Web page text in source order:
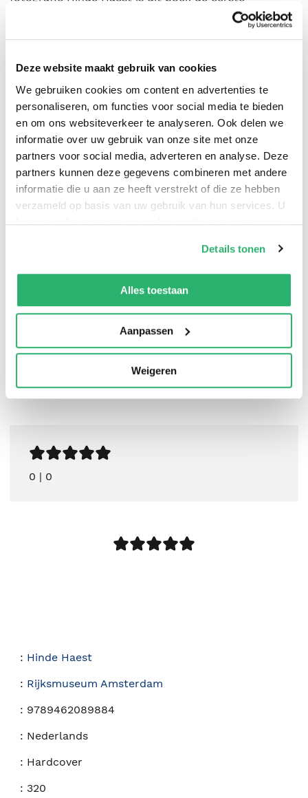
Deze website maakt gebruik van cookies
We gebruiken cookies om content en advertenties te
personaliseren, om functies voor social media te bieden
en om ons websiteverkeer te analyseren. Ook delen we
informatie over uw gebruik van onze site met onze
partners voor social media, adverteren en analyse. Deze
partners kunnen deze gegevens combineren met andere
informatie die u aan ze heeft verstrekt of die ze hebben
verzameld op basis van uw gebruik van hun services. U
kunt op ieder moment uw cookievoorkeuren aanpassen
We werken samen met42 derdendie uw gegevens
kunnen ontvangen en verwerken.
Details tonen
Alles toestaan
Aanpassen
Weigeren
diepgaande studie van Van der Elskens praktijk in
meer dan dertig jaar. Het werpt nieuw licht op zijn
filmmaker.
Als pionier van de straatfotografie wist hij met zijn
rauwe, directe en persoonlijke stijl niet alleen de
geest van het naoorlogse Nederland te vangen, maar
liep hij ook vooruit op de beeldcultuur van vandaag.
Hinde Haest.
0 | 0
: Hinde Haest
: Rijksmuseum Amsterdam
: 9789462089884
: Nederlands
: Hardcover
: 320